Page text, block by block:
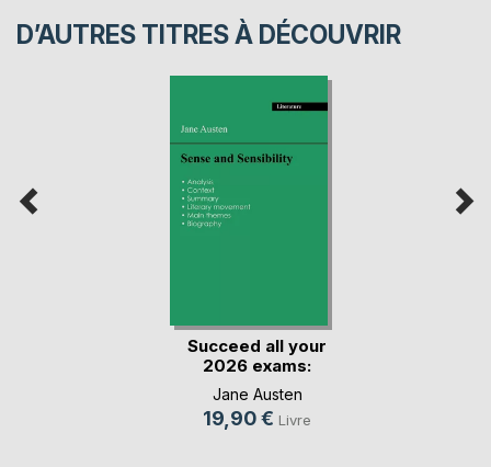
D’AUTRES TITRES À DÉCOUVRIR
Succeed all your
2026 exams:
Analy(...)
Jane Austen
19,90 € Livre